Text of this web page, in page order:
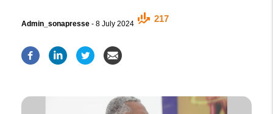
Admin_sonapresse - 8 July 2024
217